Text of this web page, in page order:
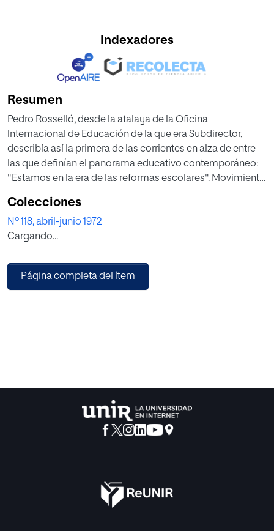
Indexadores
Resumen
Pedro Rosselló, desde la atalaya de la Oficina
lntemacional de Educación de la que era Subdirector,
describía así la primera de las corrientes en alza de entre
las que definían el panorama educativo contemporáneo:
"Estamos en la era de las reformas escolares". Movimiento
que irá aumentando en profundidad y extensión. Y entre
estas reformas, por supuesto, y casi siempre en primer
lugar, figura la de los contenidos de la enseñanza.
previsión. El problema consiste no en discutir el hecho, ni
siquiera en frenarlo, sino en intentar aprovecharse de su
Colecciones
Nº 118, abril-junio 1972
Cargando...
Página completa del ítem